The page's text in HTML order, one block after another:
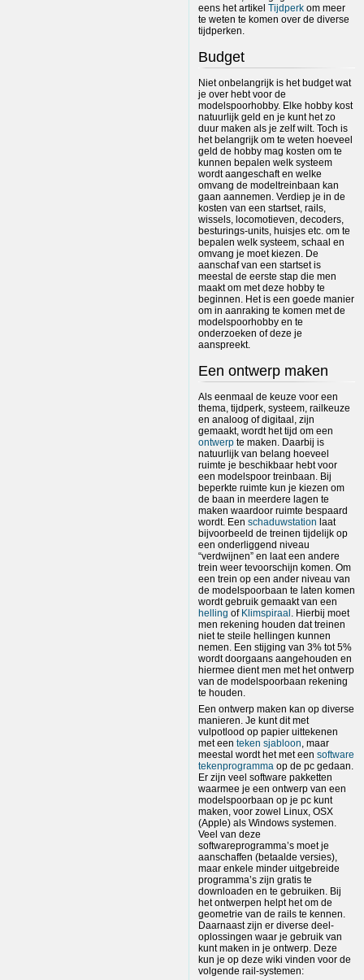
eens het artikelTijdperk om meer
te weten te komen over de diverse
tijdperken.
Budget
Niet onbelangrijk is het budget wat
je over hebt voor de
modelspoorhobby. Elke hobby kost
natuurlijk geld en je kunt het zo
duur maken als je zelf wilt. Toch is
het belangrijk om te weten hoeveel
geld de hobby mag kosten om te
kunnen bepalen welk systeem
wordt aangeschaft en welke
omvang de modeltreinbaan kan
gaan aannemen. Verdiep je in de
kosten van een startset, rails,
wissels, locomotieven, decoders,
besturings-units, huisjes etc. om te
bepalen welk systeem, schaal en
omvang je moet kiezen. De
aanschaf van een startset is
meestal de eerste stap die men
maakt om met deze hobby te
beginnen. Het is een goede manier
om in aanraking te komen met de
modelspoorhobby en te
onderzoeken of deze je
aanspreekt.
Een ontwerp maken
Als eenmaal de keuze voor een
thema, tijdperk, systeem, railkeuze
en analoog of digitaal, zijn
gemaakt, wordt het tijd om een
ontwerp te maken. Daarbij is
natuurlijk van belang hoeveel
ruimte je beschikbaar hebt voor
een modelspoor treinbaan. Bij
beperkte ruimte kun je kiezen om
de baan in meerdere lagen te
maken waardoor ruimte bespaard
wordt. Eenschaduwstation laat
bijvoorbeeld de treinen tijdelijk op
een onderliggend niveau
“verdwijnen” en laat een andere
trein weer tevoorschijn komen. Om
een trein op een ander niveau van
de modelspoorbaan te laten komen
wordt gebruik gemaakt van een
helling of Klimspiraal . Hierbij moet
men rekening houden dat treinen
niet te steile hellingen kunnen
nemen. Een stijging van 3% tot 5%
wordt doorgaans aangehouden en
hiermee dient men met het ontwerp
van de modelspoorbaan rekening
te houden.
Een ontwerp maken kan op diverse
manieren. Je kunt dit met
vulpotlood op papier uittekenen
met eenteken sjabloon , maar
meestal wordt het met eensoftware
tekenprogramma op de pc gedaan.
Er zijn veel software pakketten
waarmee je een ontwerp van een
modelspoorbaan op je pc kunt
maken, voor zowel Linux, OSX
(Apple) als Windows systemen.
Veel van deze
softwareprogramma’s moet je
aanschaffen (betaalde versies),
maar enkele minder uitgebreide
programma’s zijn gratis te
downloaden en te gebruiken. Bij
het ontwerpen helpt het om de
geometrie van de rails te kennen.
Daarnaast zijn er diverse deel-
oplossingen waar je gebruik van
kunt maken in je ontwerp. Deze
kun je op deze wiki vinden voor de
volgende rail-systemen: